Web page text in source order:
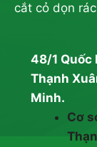
cắt cỏ dọn
48/1 Quốc
Thạnh
Minh.
Cơ